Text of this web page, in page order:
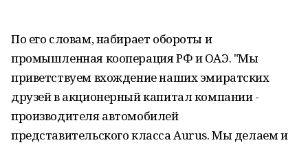
По его словам, набирает обороты и
промышленная кооперация РФ и ОАЭ. "Мы
приветствуем вхождение наших эмиратских
друзей в акционерный капитал компании -
производителя автомобилей
представительского класса Aurus. Мы делаем и